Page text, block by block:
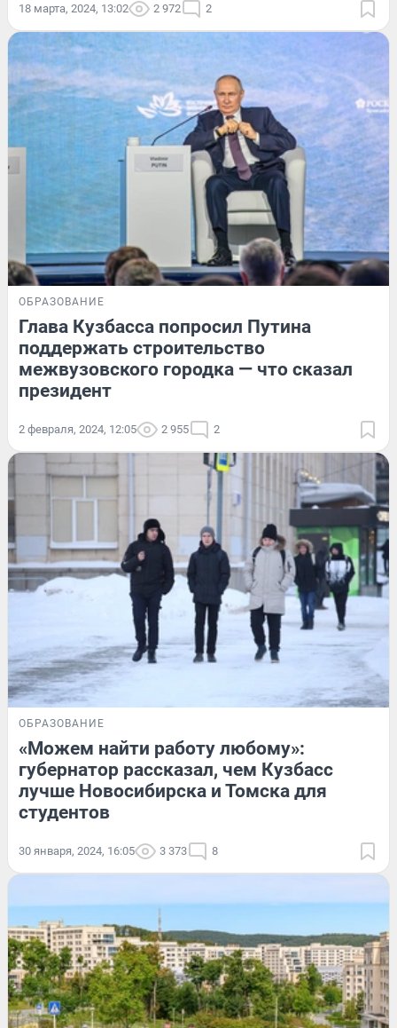
18 марта, 2024, 13:02 2 972 2
ОБРАЗОВАНИЕ
Глава Кузбасса попросил Путина
поддержать строительство
межвузовского городка — что сказал
президент
2 февраля, 2024, 12:05 2 955 2
ОБРАЗОВАНИЕ
«Можем найти работу любому»:
губернатор рассказал, чем Кузбасс
лучше Новосибирска и Томска для
студентов
30 января, 2024, 16:05 3 373 8